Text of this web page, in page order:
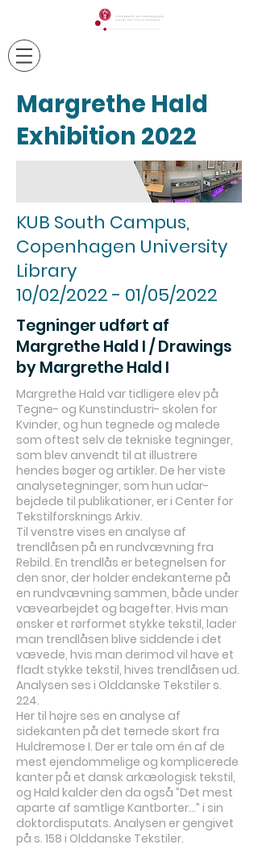
Margrethe Hald
Exhibition 2022
KUB South Campus,
Copenhagen University
Library
10/02/2022 - 01/05/2022
Tegninger udført af
Margrethe Hald I / Drawings
by Margrethe Hald I
Margrethe Hald var tidligere elev på
Tegne- og Kunstindustri- skolen for
Kvinder, og hun tegnede og malede
som oftest selv de tekniske tegninger,
som blev anvendt til at illustrere
hendes bøger og artikler. De her viste
analysetegninger, som hun udar-
bejdede til publikationer, er i Center for
Tekstilforsknings Arkiv.
Til venstre vises en analyse af
trendlåsen på en rundvævning fra
Rebild. En trendlås er betegnelsen for
den snor, der holder endekanterne på
en rundvævning sammen, både under
vævearbejdet og bagefter. Hvis man
ønsker et rørformet stykke tekstil, lader
man trendlåsen blive siddende i det
vævede, hvis man derimod vil have et
fladt stykke tekstil, hives trendlåsen ud.
Analysen ses i Olddanske Tekstiler s.
224.
Her til højre ses en analyse af
sidekanten på det ternede skørt fra
Huldremose I. Der er tale om én af de
mest ejendommelige og komplicerede
kanter på et dansk arkæologisk tekstil,
og Hald kalder den da også ”Det mest
aparte af samtlige Kantborter...” i sin
doktordisputats. Analysen er gengivet
på s. 158 i Olddanske Tekstiler.